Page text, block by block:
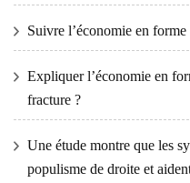
Suivre l’économie en
Expliquer l’économie en
fracture ?
Une étude montre que les
populisme de droite et